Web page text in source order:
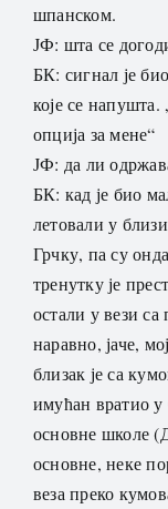
шпанском.
ЈФ: шта се
БК: сигнал је
које се
опција за мене“
ЈФ: да ли
БК: кад је био
летовали у
Грчку, па су
тренутку је
остали у вези са
наравно, јаче,
близак је са
имућан вратио
основне школе
основне, неке
веза преко